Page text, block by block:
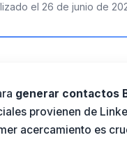
el 26 de junio de
generar contactos
provienen de
acercamiento es